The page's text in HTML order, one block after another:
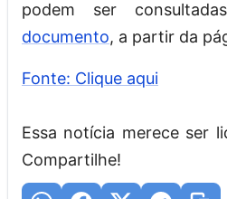
podem ser
documento, a partir da
Fonte: Clique aqui
Essa notícia merece ser
Compartilhe!